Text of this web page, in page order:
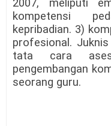
2007, meliputi
kompetensi
kepribadian. 3)
profesional.
tata cara
pengembangan
seorang guru.